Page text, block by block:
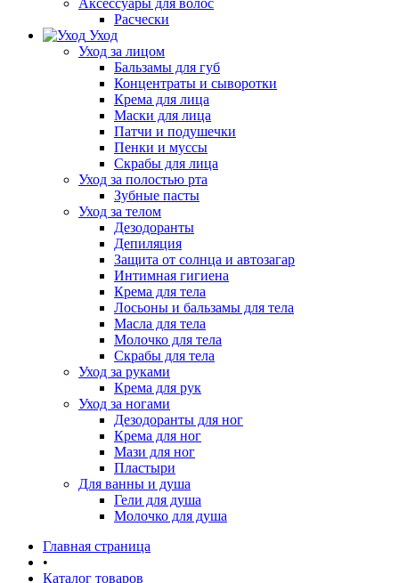
Аксессуары для волос
Расчески
Уход
Уход за лицом
Бальзамы для губ
Концентраты и сыворотки
Крема для лица
Маски для лица
Патчи и подушечки
Пенки и муссы
Скрабы для лица
Уход за полостью рта
Зубные пасты
Уход за телом
Дезодоранты
Депиляция
Защита от солнца и автозагар
Интимная гигиена
Крема для тела
Лосьоны и бальзамы для тела
Масла для тела
Молочко для тела
Скрабы для тела
Уход за руками
Крема для рук
Уход за ногами
Дезодоранты для ног
Крема для ног
Мази для ног
Пластыри
Для ванны и душа
Гели для душа
Молочко для душа
Главная страница
•
Каталог товаров